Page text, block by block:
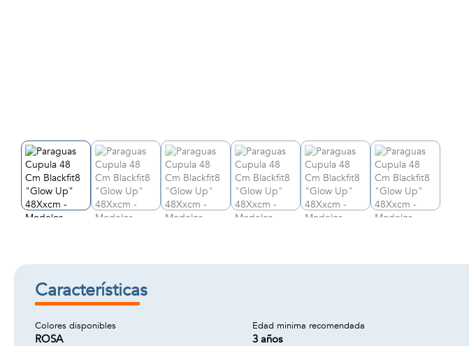
Características
Colores disponibles
ROSA
Edad minima recomendada
3 años